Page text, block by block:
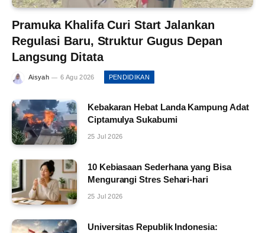
Pramuka Khalifa Curi Start Jalankan
Regulasi Baru, Struktur Gugus Depan
Langsung Ditata
Aisyah 6 Agu 2026 PENDIDIKAN
Kebakaran Hebat Landa Kampung Adat
Ciptamulya Sukabumi
25 Jul 2026
10 Kebiasaan Sederhana yang Bisa
Mengurangi Stres Sehari-hari
25 Jul 2026
Universitas Republik Indonesia: